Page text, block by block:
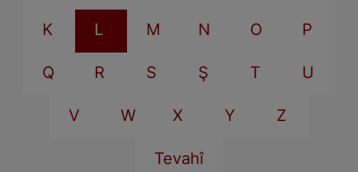
K L M N O P
Q R S Ş T U
V W X Y Z
Tevahî